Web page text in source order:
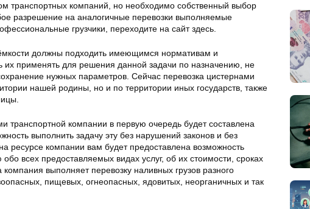
транспортных компаний, но необходимо собственный выбор
разрешение на аналогичные перевозки выполняемые
грузчики, переходите на сайт здесь.
должны подходить имеющимся нормативам и
их применять для решения данной задачи по назначению, не
нужных параметров. Сейчас перевозка цистернами
нашей родины, но и по территории иных государств, также
транспортной компании в первую очередь будет составлена
выполнить задачу эту без нарушений законов и без
ресурсе компании вам будет предоставлена возможность
всех предоставляемых видах услуг, об их стоимости, сроках
выполняет перевозку наливных грузов разного
пищевых, огнеопасных, ядовитых, неорганичных и так